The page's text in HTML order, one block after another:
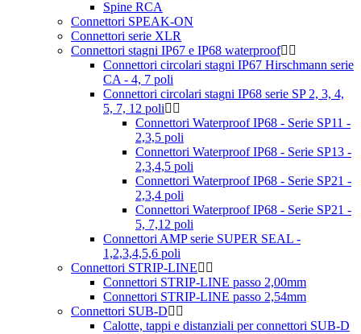
Spine RCA
Connettori SPEAK-ON
Connettori serie XLR
Connettori stagni IP67 e IP68 waterproof
Connettori circolari stagni IP67 Hirschmann serie
CA - 4, 7 poli
Connettori circolari stagni IP68 serie SP 2, 3, 4,
5, 7, 12 poli
Connettori Waterproof IP68 - Serie SP11 -
2,3,5 poli
Connettori Waterproof IP68 - Serie SP13 -
2,3,4,5 poli
Connettori Waterproof IP68 - Serie SP21 -
2,3,4 poli
Connettori Waterproof IP68 - Serie SP21 -
5, 7,12 poli
Connettori AMP serie SUPER SEAL -
1,2,3,4,5,6 poli
Connettori STRIP-LINE
Connettori STRIP-LINE passo 2,00mm
Connettori STRIP-LINE passo 2,54mm
Connettori SUB-D
Calotte, tappi e distanziali per connettori SUB-D